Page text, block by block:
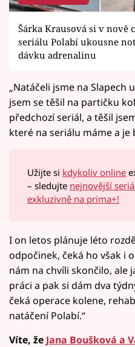
Šárka Krausová si v nově
seriálu Polabí ukousne
dávku adrenalinu
„Natáčeli jsme na Slapech
jsem se těšil na partičku
předchozí seriál, a těšil
které na seriálu máme a je
Užijte si kdykoliv online
– sledujte nejnovější
exkluzivně na prima+!
I on letos plánuje léto
odpočinek, čeká ho však i
nám na chvíli skončilo, ale
práci a pak si dám dva
čeká operace kolene,
natáčení Polabí.“
Víte, že Jana Boušková a